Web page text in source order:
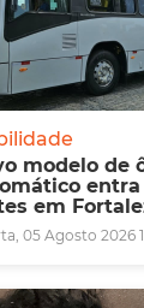
modelo de
entra
em
05 Agosto 2026